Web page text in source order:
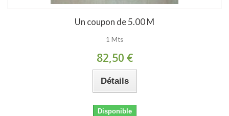
Un coupon de 5.00 M
1 Mts
82,50 €
Détails
Disponible